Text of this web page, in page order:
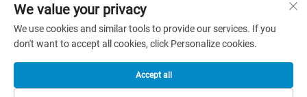
Copyright © 2025 af Zhejiang Hengjiang Plastic Co., Ltd. -
Privatlivspolitik
We value your privacy
We use cookies and similar tools to provide our services. If you
don't want to accept all cookies, click Personalize cookies.
Accept all